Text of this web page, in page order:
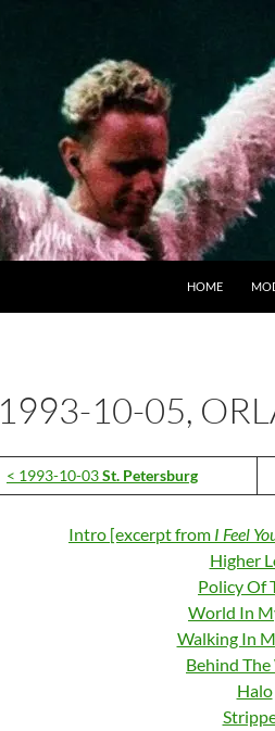
HOME
1993-10-05,
< 1993-10-03St. Petersburg
Intro [excerpt from I Feel
Higher
Policy Of
World In
Walking In
Behind
Halo